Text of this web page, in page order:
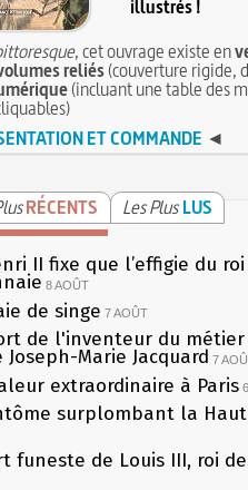
illustrés !
, cet ouvrage existe en
reliés(couverture rigide,
(incluant une table des
ET COMMANDE ◄
RÉCENTS Les Plus LUS
II fixe que l’effigie du
8 AOÛT
de singe 7 AOÛT
de l'inventeur du
Marie Jacquard 7
extraordinaire à Paris
surplombant la
funeste de Louis III, roi